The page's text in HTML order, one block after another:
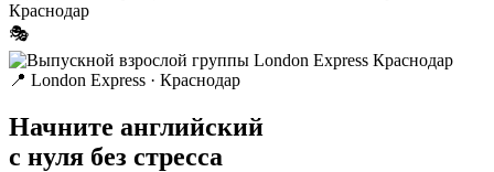
🎭
📍 London Express · Краснодар
Начните английский
с нуля без стресса